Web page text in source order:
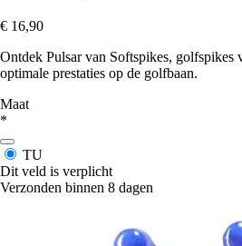
€ 16,90
Ontdek Pulsar van Softspikes,
optimale prestaties op de golfbaan.
Maat
*
TU
Dit veld is verplicht
Verzonden binnen 8 dagen